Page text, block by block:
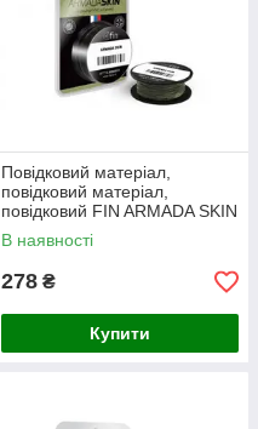
Повідковий матеріал,
повідковий матеріал,
повідковий FIN ARMADA SKIN
5m/зелений камуфляж 25lbs
В наявності
278 ₴
Купити